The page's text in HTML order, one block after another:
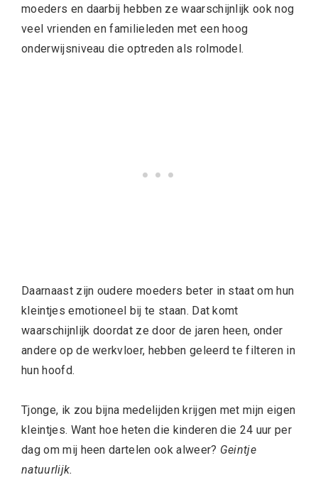
moeders en daarbij hebben ze waarschijnlijk ook nog
veel vrienden en familieleden met een hoog
onderwijsniveau die optreden als rolmodel.
Daarnaast zijn oudere moeders beter in staat om hun
kleintjes emotioneel bij te staan. Dat komt
waarschijnlijk doordat ze door de jaren heen, onder
andere op de werkvloer, hebben geleerd te filteren in
hun hoofd.
Tjonge, ik zou bijna medelijden krijgen met mijn eigen
kleintjes. Want hoe heten die kinderen die 24 uur per
dag om mij heen dartelen ook alweer? Geintje
natuurlijk.